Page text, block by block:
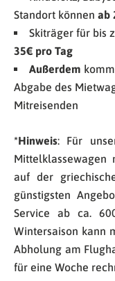
Standort können ab
Skiträger für bis
35€ pro Tag
Außerdem
Abgabe des
Mitreisenden
*Hinweis: Für
auf der
günstigsten
Service ab ca.
Wintersaison kann
Abholung am
für eine Woche